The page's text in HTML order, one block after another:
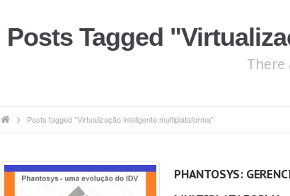
Posts Tagged
There
Posts tagged "Virtualização inteligente multiplataforma"
PHANTOSYS: